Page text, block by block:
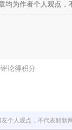
均为作者个人观点，
论得积分
个人观点，不代表财新